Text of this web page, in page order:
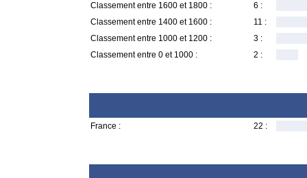
Classement entre 1600 et 1800 :
6 :
Classement entre 1400 et 1600 :
11 :
Classement entre 1000 et 1200 :
3 :
Classement entre 0 et 1000 :
2 :
France : 22 :